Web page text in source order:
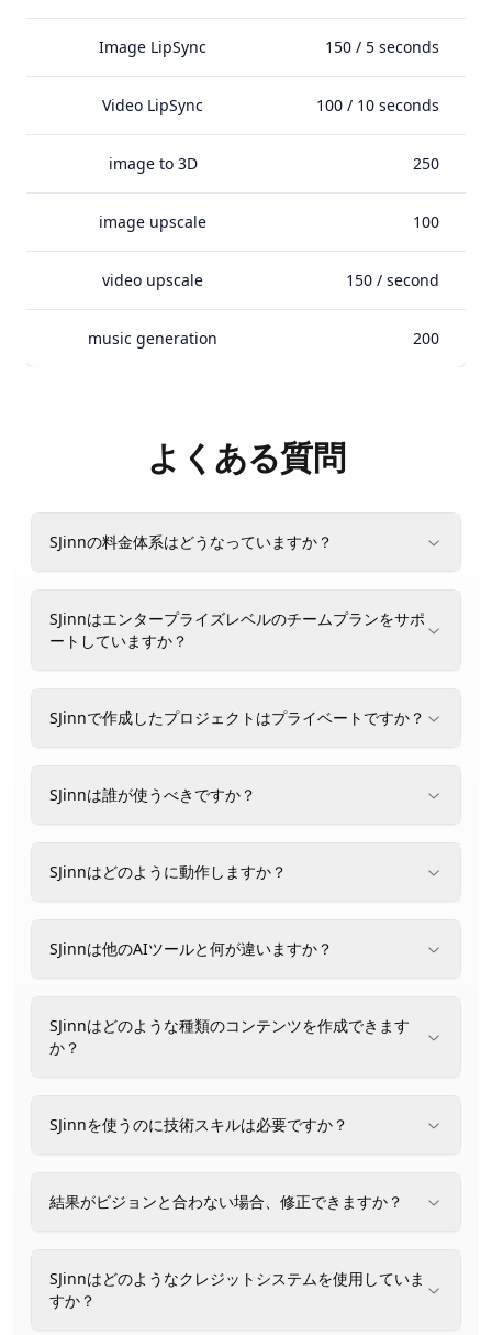
Image LipSync 150 / 5 seconds
Video LipSync 100 / 10 seconds
image to 3D 250
image upscale 100
video upscale 150 / second
music generation 200
よくある質問
SJinnの料金体系はどうなっていますか？
SJinnはエンタープライズレベルのチームプランをサポ
ートしていますか？
SJinnで作成したプロジェクトはプライベートですか？
SJinnは誰が使うべきですか？
SJinnはどのように動作しますか？
SJinnは他のAIツールと何が違いますか？
SJinnはどのような種類のコンテンツを作成できます
か？
SJinnを使うのに技術スキルは必要ですか？
結果がビジョンと合わない場合、修正できますか？
SJinnはどのようなクレジットシステムを使用していま
すか？